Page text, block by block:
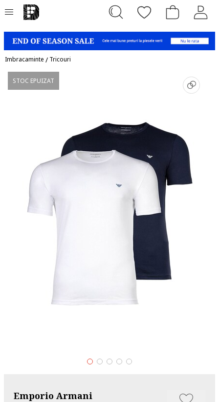
Imbracaminte / Tricouri
STOC EPUIZAT
Emporio Armani